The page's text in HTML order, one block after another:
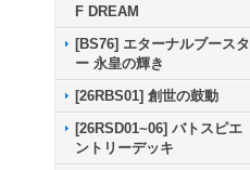
F DREAM
[BS76] エターナルブースタ
ー 永皇の輝き
[26RBS01] 創世の鼓動
[26RSD01~06] バトスピエ
ントリーデッキ